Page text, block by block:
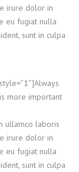
irure dolor in
eu fugiat nulla
sunt in culpa
more important
ullamco laboris
irure dolor in
eu fugiat nulla
sunt in culpa